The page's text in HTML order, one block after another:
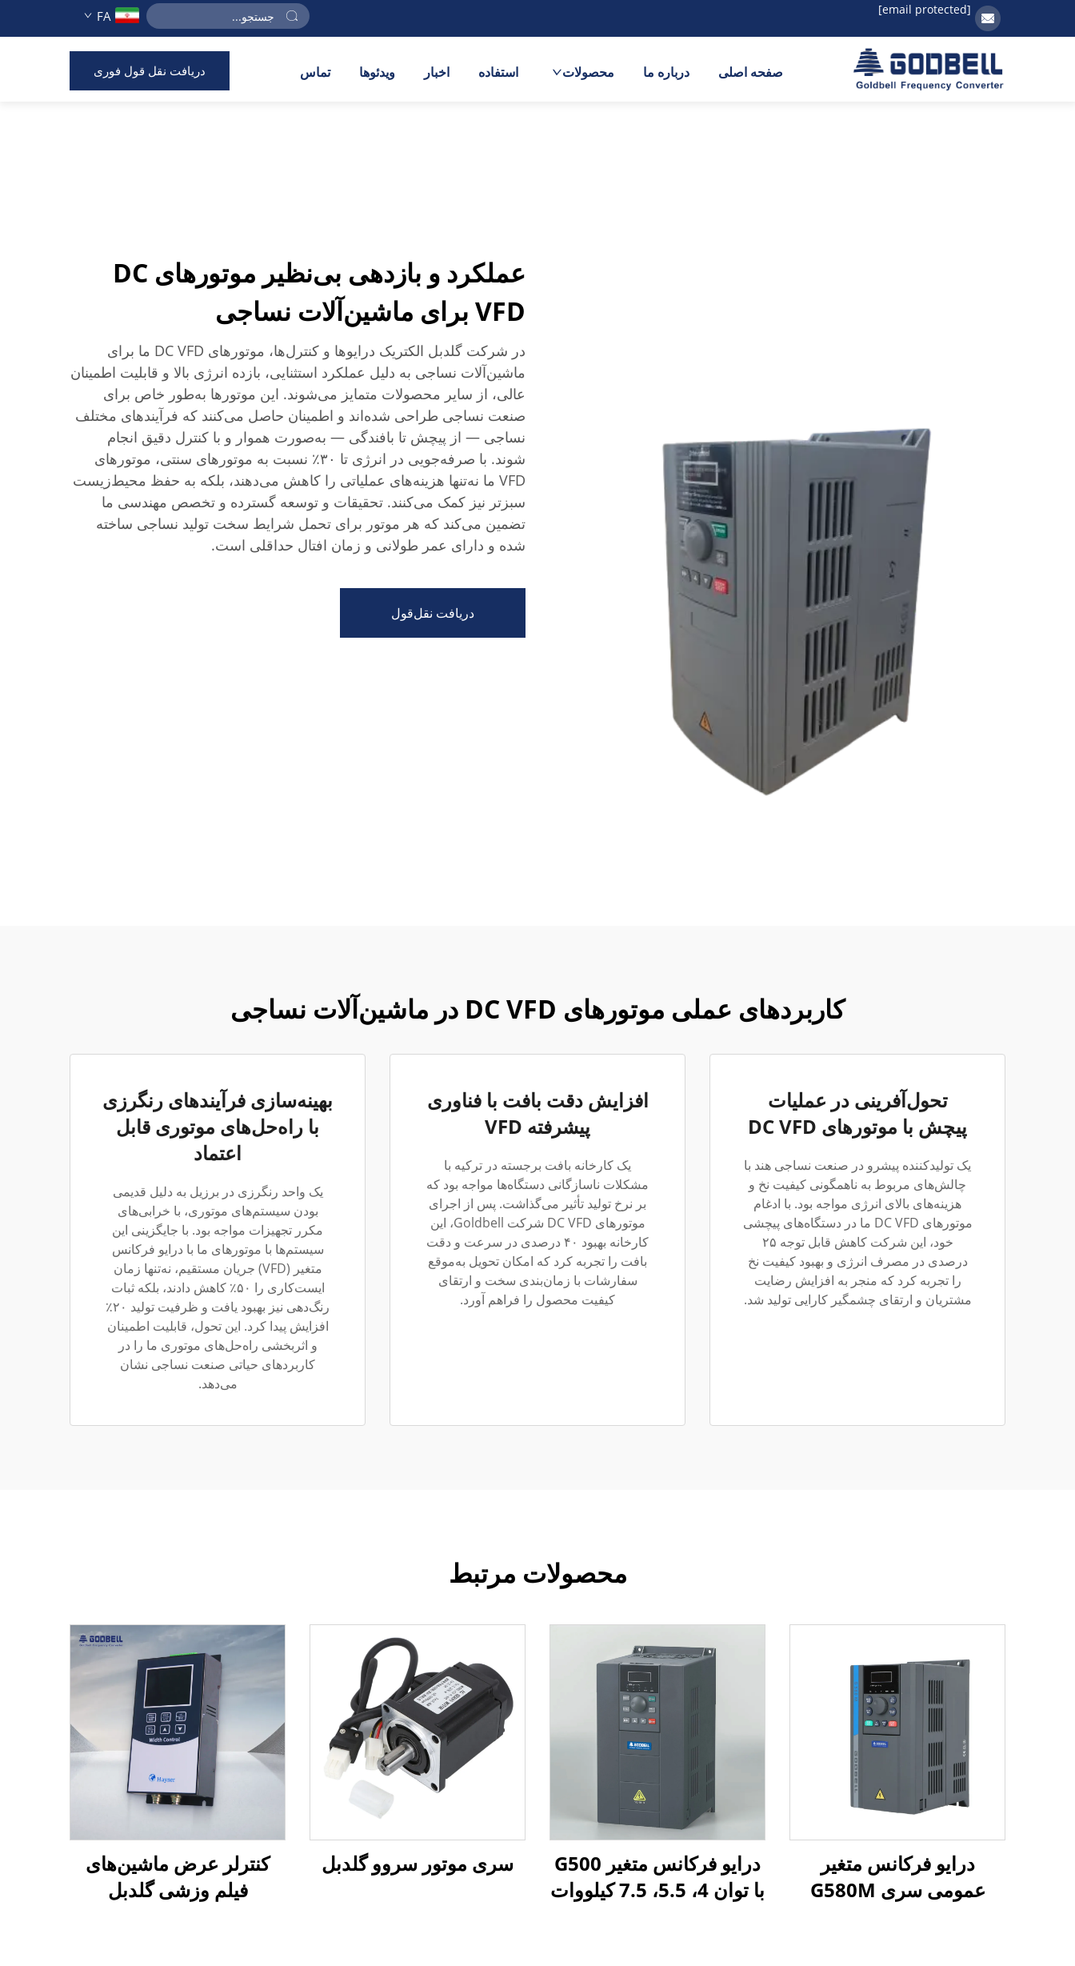
[email protected]
FA
صفحه اصلی درباره ما محصولات استفاده اخبار ویدئوها تماس دریافت نقل قول فوری
عملکرد و بازدهی بی‌نظیر موتورهای DC
VFD برای ماشین‌آلات نساجی
در شرکت گلدبل الکتریک درایوها و کنترل‌ها، موتورهای DC VFD ما برای
ماشین‌آلات نساجی به دلیل عملکرد استثنایی، بازده انرژی بالا و قابلیت اطمینان
عالی، از سایر محصولات متمایز می‌شوند. این موتورها به‌طور خاص برای
صنعت نساجی طراحی شده‌اند و اطمینان حاصل می‌کنند که فرآیندهای مختلف
نساجی — از پیچش تا بافندگی — به‌صورت هموار و با کنترل دقیق انجام
شوند. با صرفه‌جویی در انرژی تا ۳۰٪ نسبت به موتورهای سنتی، موتورهای
VFD ما نه‌تنها هزینه‌های عملیاتی را کاهش می‌دهند، بلکه به حفظ محیط‌زیست
سبزتر نیز کمک می‌کنند. تحقیقات و توسعه گسترده و تخصص مهندسی ما
تضمین می‌کند که هر موتور برای تحمل شرایط سخت تولید نساجی ساخته
شده و دارای عمر طولانی و زمان افتال حداقلی است.
دریافت نقل‌قول
کاربردهای عملی موتورهای DC VFD در ماشین‌آلات نساجی
تحول‌آفرینی در عملیات
پیچش با موتورهای DC VFD
یک تولیدکننده پیشرو در صنعت نساجی هند با
چالش‌های مربوط به ناهمگونی کیفیت نخ و
هزینه‌های بالای انرژی مواجه بود. با ادغام
موتورهای DC VFD ما در دستگاه‌های پیچشی
خود، این شرکت کاهش قابل توجه ۲۵
درصدی در مصرف انرژی و بهبود کیفیت نخ
را تجربه کرد که منجر به افزایش رضایت
مشتریان و ارتقای چشمگیر کارایی تولید شد.
افزایش دقت بافت با فناوری
پیشرفته VFD
یک کارخانه بافت برجسته در ترکیه با
مشکلات ناسازگانی دستگاه‌ها مواجه بود که
بر نرخ تولید تأثیر می‌گذاشت. پس از اجرای
موتورهای DC VFD شرکت Goldbell، این
کارخانه بهبود ۴۰ درصدی در سرعت و دقت
بافت را تجربه کرد که امکان تحویل به‌موقع
سفارشات با زمان‌بندی سخت و ارتقای
کیفیت محصول را فراهم آورد.
بهینه‌سازی فرآیندهای رنگرزی
با راه‌حل‌های موتوری قابل
اعتماد
یک واحد رنگرزی در برزیل به دلیل قدیمی
بودن سیستم‌های موتوری، با خرابی‌های
مکرر تجهیزات مواجه بود. با جایگزینی این
سیستم‌ها با موتورهای ما با درایو فرکانس
متغیر (VFD) جریان مستقیم، نه‌تنها زمان
ایست‌کاری را ۵۰٪ کاهش دادند، بلکه ثبات
رنگ‌دهی نیز بهبود یافت و ظرفیت تولید ۲۰٪
افزایش پیدا کرد. این تحول، قابلیت اطمینان
و اثربخشی راه‌حل‌های موتوری ما را در
کاربردهای حیاتی صنعت نساجی نشان
می‌دهد.
محصولات مرتبط
درایو فرکانس متغیر
عمومی سری G580M
درایو فرکانس متغیر G500
با توان 4، 5.5، 7.5 کیلووات
سری موتور سروو گلدبل
کنترلر عرض ماشین‌های
فیلم وزشی گلدبل